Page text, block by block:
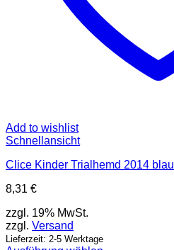
Add to wishlist
Schnellansicht
Clice Kinder Trialhemd 2014 blau
8,31 €
zzgl. 19% MwSt.
zzgl. Versand
Lieferzeit: 2-5 Werktage